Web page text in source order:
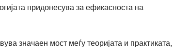
придонесува за ефикасноста на
значаен мост меѓу теоријата и практиката,